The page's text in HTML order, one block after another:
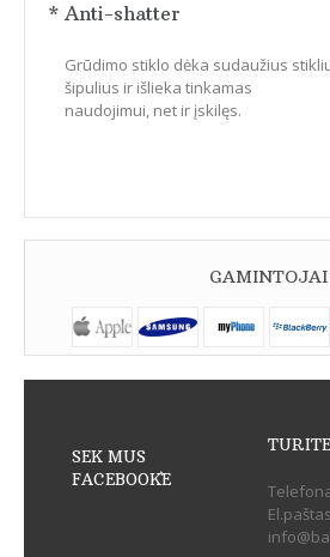
* Anti-shatter
Grūdimo stiklo dėka sudaužius
šipulius ir išlieka tinkamas
naudojimui, net ir įskilęs.
GAMINTOJAI
SEK MUS
FACEBOOK`E